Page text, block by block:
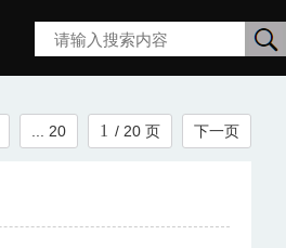
搜
... 20 / 20 页 下一页